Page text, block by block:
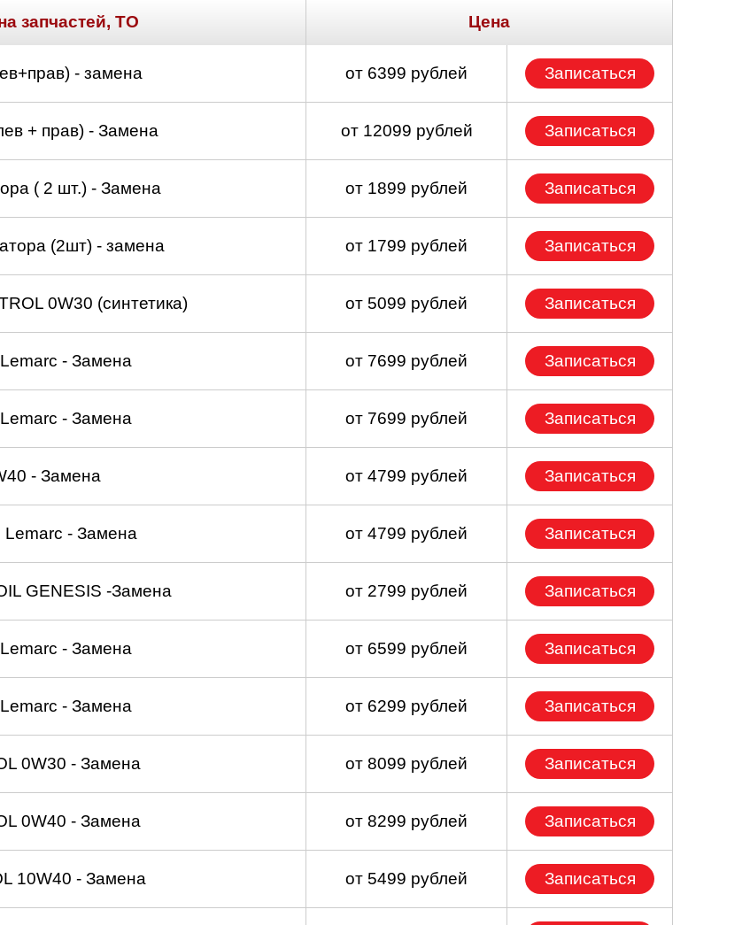
запчастей, ТО Цена
- замена от 6399 рублей Записаться
+ прав) - Замена от 12099 рублей Записаться
( 2 шт.) - Замена от 1899 рублей Записаться
(2шт) - замена от 1799 рублей Записаться
0W30 (синтетика) от 5099 рублей Записаться
- Замена от 7699 рублей Записаться
- Замена от 7699 рублей Записаться
- Замена от 4799 рублей Записаться
- Замена от 4799 рублей Записаться
GENESIS -Замена от 2799 рублей Записаться
- Замена от 6599 рублей Записаться
- Замена от 6299 рублей Записаться
0W30 - Замена от 8099 рублей Записаться
0W40 - Замена от 8299 рублей Записаться
10W40 - Замена от 5499 рублей Записаться